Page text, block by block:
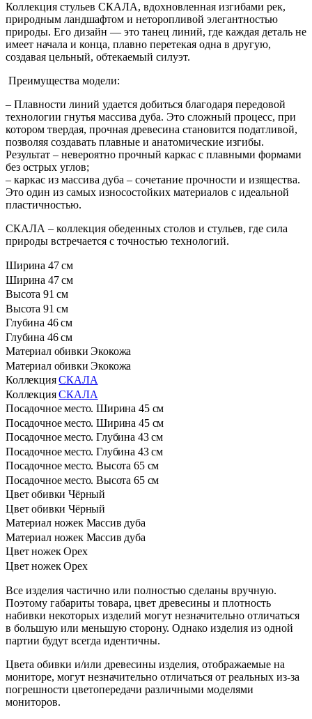
Коллекция стульев СКАЛА, вдохновленная изгибами рек,
природным ландшафтом и неторопливой элегантностью
природы. Его дизайн — это танец линий, где каждая деталь не
имеет начала и конца, плавно перетекая одна в другую,
создавая цельный, обтекаемый силуэт.
Преимущества модели:
– Плавности линий удается добиться благодаря передовой
технологии гнутья массива дуба. Это сложный процесс, при
котором твердая, прочная древесина становится податливой,
позволяя создавать плавные и анатомические изгибы.
Результат – невероятно прочный каркас с плавными формами
без острых углов;
– каркас из массива дуба – сочетание прочности и изящества.
Это один из самых износостойких материалов с идеальной
пластичностью.
СКАЛА – коллекция обеденных столов и стульев, где сила
природы встречается с точностью технологий.
Ширина 47 см
Ширина 47 см
Высота 91 см
Высота 91 см
Глубина 46 см
Глубина 46 см
Материал обивки Экокожа
Материал обивки Экокожа
Коллекция СКАЛА
Коллекция СКАЛА
Посадочное место. Ширина 45 см
Посадочное место. Ширина 45 см
Посадочное место. Глубина 43 см
Посадочное место. Глубина 43 см
Посадочное место. Высота 65 см
Посадочное место. Высота 65 см
Цвет обивки Чёрный
Цвет обивки Чёрный
Материал ножек Массив дуба
Материал ножек Массив дуба
Цвет ножек Орех
Цвет ножек Орех
Все изделия частично или полностью сделаны вручную.
Поэтому габариты товара, цвет древесины и плотность
набивки некоторых изделий могут незначительно отличаться
в большую или меньшую сторону. Однако изделия из одной
партии будут всегда идентичны.
Цвета обивки и/или древесины изделия, отображаемые на
мониторе, могут незначительно отличаться от реальных из-за
погрешности цветопередачи различными моделями
мониторов.